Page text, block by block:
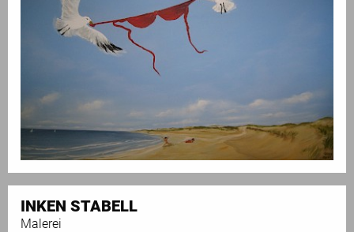
INKEN STABELL
Malerei